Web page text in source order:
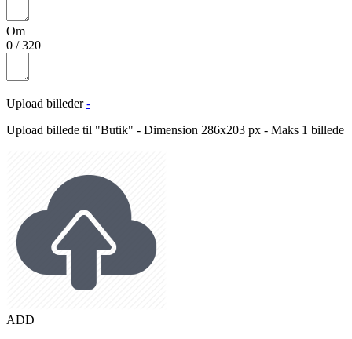
Om
0 /320
Upload billeder -
Upload billede til "Butik" - Dimension 286x203 px - Maks 1 billede
ADD